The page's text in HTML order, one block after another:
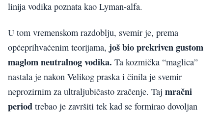
linija vodika poznata kao Lyman-alfa.
U tom vremenskom razdoblju, svemir je, prema
općeprihvaćenim teorijama, još bio prekriven gustom
maglom neutralnog vodika. Ta kozmička “maglica”
nastala je nakon Velikog praska i činila je svemir
neprozirnim za ultraljubičasto zračenje. Taj mračni
period trebao je završiti tek kad se formirao dovoljan